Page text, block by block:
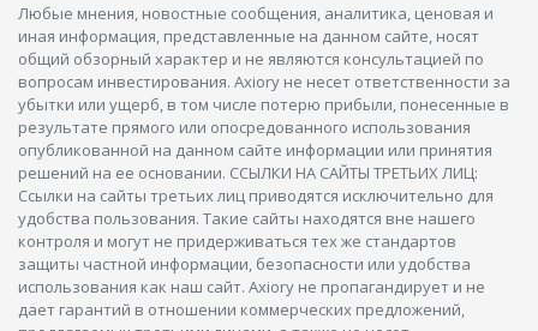
Любые мнения, новостные сообщения, аналитика, ценовая и
иная информация, представленные на данном сайте, носят
общий обзорный характер и не являются консультацией по
вопросам инвестирования. Axiory не несет ответственности за
убытки или ущерб, в том числе потерю прибыли, понесенные в
результате прямого или опосредованного использования
опубликованной на данном сайте информации или принятия
решений на ее основании. ССЫЛКИ НА САЙТЫ ТРЕТЬИХ ЛИЦ:
Ссылки на сайты третьих лиц приводятся исключительно для
удобства пользования. Такие сайты находятся вне нашего
контроля и могут не придерживаться тех же стандартов
защиты частной информации, безопасности или удобства
использования как наш сайт. Axiory не пропагандирует и не
дает гарантий в отношении коммерческих предложений,